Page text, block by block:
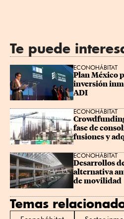
Te puede
ECONOHÁBITAT
Plan México
inversión
ADI
ECONOHÁBITAT
fase de
fusiones y
ECONOHÁBITAT
Desarrollos
alternativa
de movilidad
Temas